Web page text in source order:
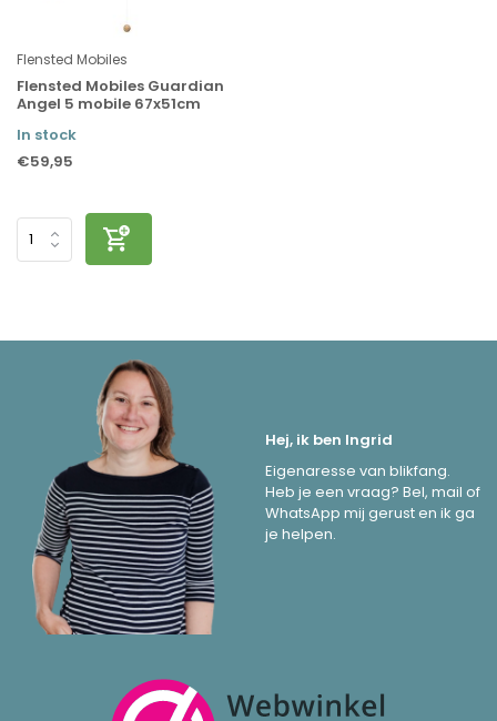
Flensted Mobiles
Flensted Mobiles Guardian
Angel 5 mobile 67x51cm
In stock
€59,95
Hej, ik ben Ingrid
Eigenaresse van blikfang.
Heb je een vraag? Bel, mail of
WhatsApp mij gerust en ik ga
je helpen.